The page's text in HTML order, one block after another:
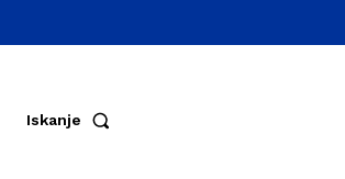
Iskanje